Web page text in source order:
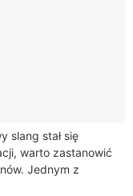
slang stał się
warto zastanowić
Jednym z